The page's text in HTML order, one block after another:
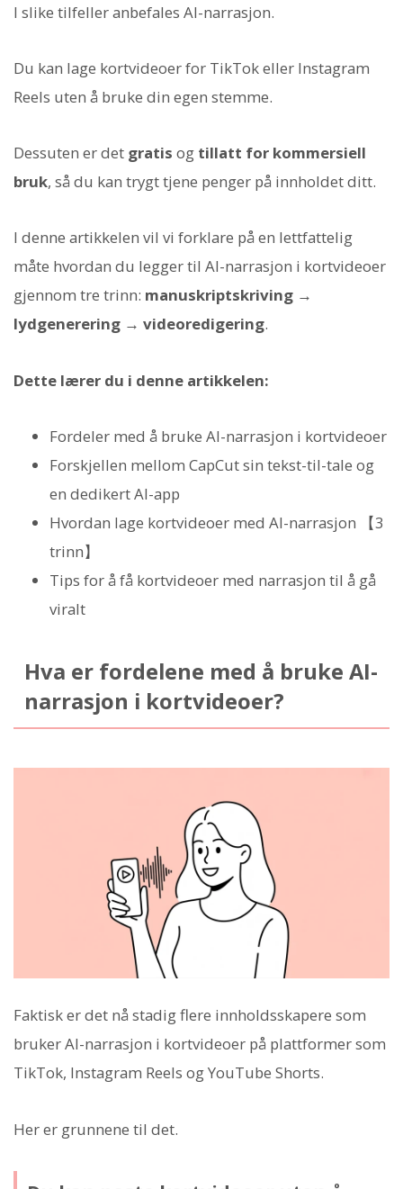
I slike tilfeller anbefales AI-narrasjon.
Du kan lage kortvideoer for TikTok eller Instagram
Reels uten å bruke din egen stemme.
Dessuten er det gratis og tillatt for kommersiell
bruk, så du kan trygt tjene penger på innholdet ditt.
I denne artikkelen vil vi forklare på en lettfattelig
måte hvordan du legger til AI-narrasjon i kortvideoer
gjennom tre trinn: manuskriptskriving →
lydgenerering → videoredigering.
Dette lærer du i denne artikkelen:
Fordeler med å bruke AI-narrasjon i kortvideoer
Forskjellen mellom CapCut sin tekst-til-tale og
en dedikert AI-app
Hvordan lage kortvideoer med AI-narrasjon 【3
trinn】
Tips for å få kortvideoer med narrasjon til å gå
viralt
Hva er fordelene med å bruke AI-
narrasjon i kortvideoer?
Faktisk er det nå stadig flere innholdsskapere som
bruker AI-narrasjon i kortvideoer på plattformer som
TikTok, Instagram Reels og YouTube Shorts.
Her er grunnene til det.